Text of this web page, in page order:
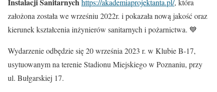
https://akademiaprojektanta.pl/, która
założona została we wrześniu 2022r. i pokazała nową jakość oraz
kierunek kształcenia inżynierów sanitarnych i pożarnictwa. 💙
Wydarzenie odbędzie się 20 września 2023 r. w Klubie B-17,
usytuowanym na terenie Stadionu Miejskiego w Poznaniu, przy
ul. Bułgarskiej 17.